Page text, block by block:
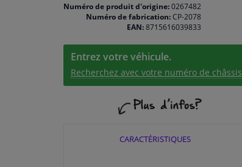
Numéro de produit d'origine:0267482
Numéro de fabrication:CP-2078
EAN:8715616039833
Entrez votre véhicule.
Recherchez avec votre numéro de châssis
CARACTÉRISTIQUES